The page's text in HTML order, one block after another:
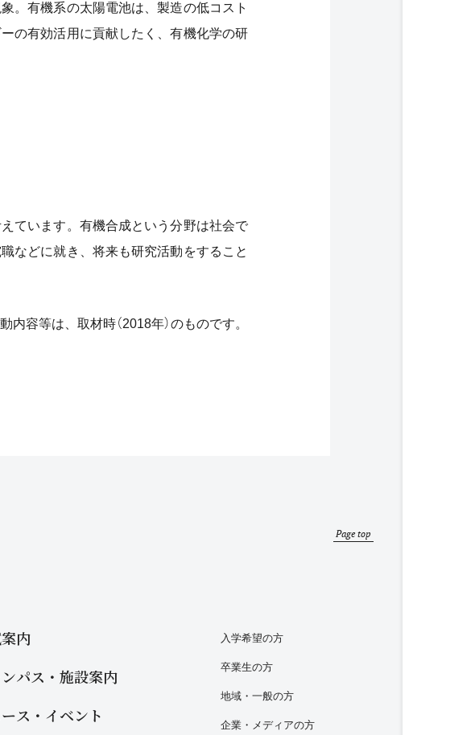
。有機系の太陽電池は、製造の低コスト
の有効活用に貢献したく、有機化学の研
ています。有機合成という分野は社会で
などに就き、将来も研究活動をすること
容等は、取材時（2018年）のものです。
Page top
内
パス・施設案内
ス・イベント
入学希望の方
卒業生の方
地域・一般の方
企業・メディアの方